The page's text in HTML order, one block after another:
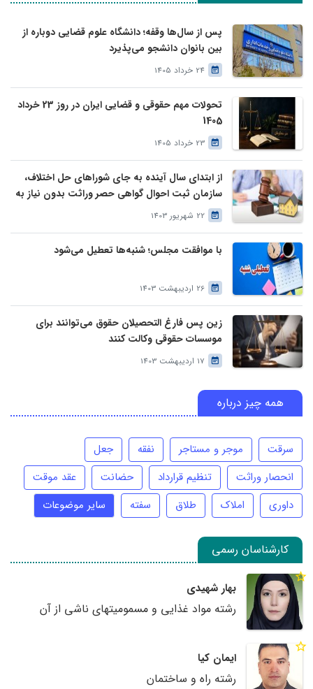
پس از سال‌ها وقفه؛ دانشگاه علوم قضایی دوباره از
بین بانوان دانشجو می‌پذیرد
24 خرداد 1405
تحولات مهم حقوقی و قضایی ایران در روز 23 خرداد
1405
23 خرداد 1405
از ابتدای سال آینده به جای شوراهای حل اختلاف،
سازمان ثبت احوال گواهی حصر وراثت بدون نیاز به
درخواست وراث صادر خواهد کرد
22 شهریور 1403
با موافقت مجلس؛ شنبه‌ها تعطیل می‌شود
26 اردیبهشت 1403
زین پس فارغ التحصیلان حقوق می‌توانند برای
موسسات حقوقی وکالت کنند
17 اردیبهشت 1403
همه چیز درباره
سرقت موجر و مستاجر نفقه
جعل
انحصار وراثت
تنظیم قرارداد حضانت
عقد موقت
داوری
املاک طلاق سفته سایر موضوعات
کارشناسان رسمی
بهار شهیدی
رشته مواد غذایی و مسمومیتهای ناشی از آن
ایمان کیا
رشته راه و ساختمان